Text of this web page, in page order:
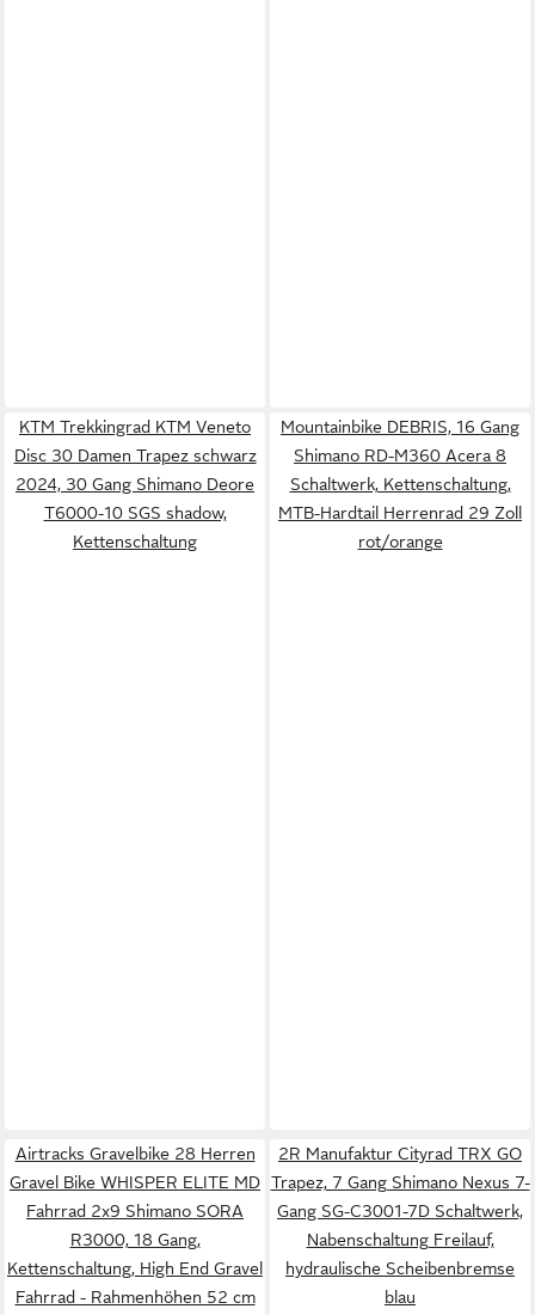
KTM Trekkingrad KTM Veneto
Disc 30 Damen Trapez schwarz
2024, 30 Gang Shimano Deore
T6000-10 SGS shadow,
Kettenschaltung
Mountainbike DEBRIS, 16 Gang
Shimano RD-M360 Acera 8
Schaltwerk, Kettenschaltung,
MTB-Hardtail Herrenrad 29 Zoll
rot/orange
Airtracks Gravelbike 28 Herren
Gravel Bike WHISPER ELITE MD
Fahrrad 2x9 Shimano SORA
R3000, 18 Gang,
Kettenschaltung, High End Gravel
Fahrrad - Rahmenhöhen 52 cm
2R Manufaktur Cityrad TRX GO
Trapez, 7 Gang Shimano Nexus 7-
Gang SG-C3001-7D Schaltwerk,
Nabenschaltung Freilauf,
hydraulische Scheibenbremse
blau